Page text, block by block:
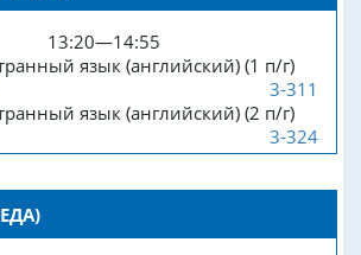
13:20—14:55
язык (английский) (1 п/г)
3-311
язык (английский) (2 п/г)
3-324